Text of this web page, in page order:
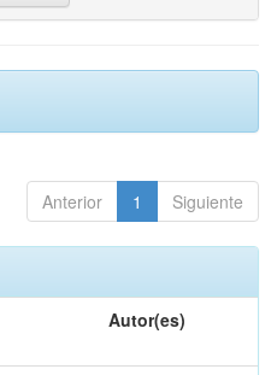
Anterior 1 Siguiente
Autor(es)